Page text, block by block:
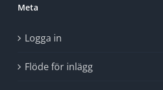
Meta
Logga in
Flöde för inlägg